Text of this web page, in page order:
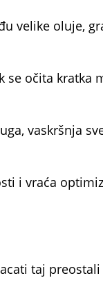
velike oluje,
očita kratka
vaskršnja
i vraća
taj